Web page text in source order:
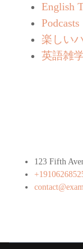
English
Podcasts
楽しい
英語雑
123 Fifth